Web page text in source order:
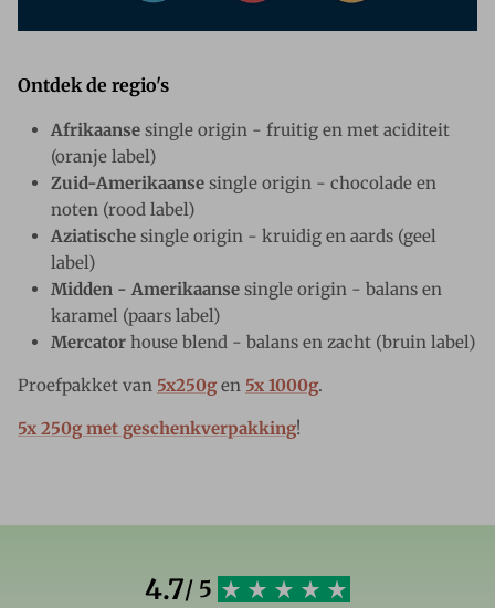
Ontdek de regio's
Afrikaanse single origin - fruitig en met aciditeit
(oranje label)
Zuid-Amerikaanse single origin - chocolade en
noten (rood label)
Aziatische single origin - kruidig en aards (geel
label)
Midden - Amerikaanse single origin - balans en
karamel (paars label)
Mercator house blend - balans en zacht (bruin label)
Proefpakket van 5x250g en 5x 1000g.
5x 250g met geschenkverpakking!
4.7/ 5